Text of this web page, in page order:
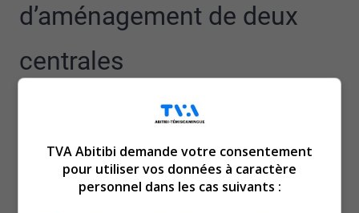
d’aménagement de deux
centrales
hydroélectriques dans le
sud du Témiscamingue.
Une petite centrale dans la ville de Témiscaming et une
TVA Abitibi demande votre consentement
pour utiliser vos données à caractère
personnel dans les cas suivants :